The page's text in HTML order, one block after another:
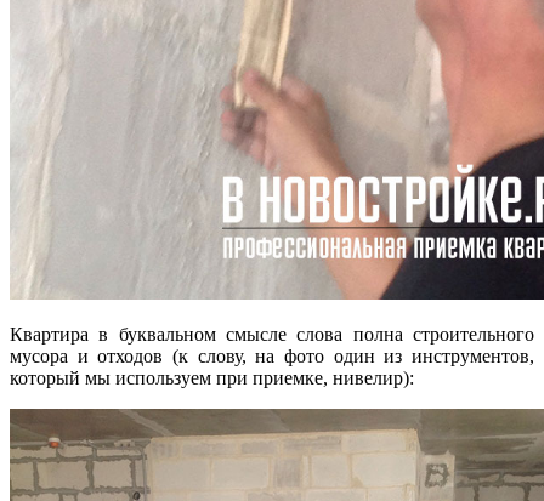
Квартира в буквальном смысле слова полна строительного
мусора и отходов (к слову, на фото один из инструментов,
который мы используем при приемке, нивелир):